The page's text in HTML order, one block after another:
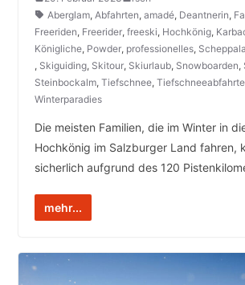
Aberglam, Abfahrten, amadé, Deantnerin,
Freeriden, Freerider, freeski, Hochkönig,
Königliche, Powder, professionelles,
, Skiguiding, Skitour, Skiurlaub, Snowboarden,
Steinbockalm, Tiefschnee,
Winterparadies
Die meisten Familien, die im Winter in
Hochkönig im Salzburger Land fahren,
sicherlich aufgrund des 120
mehr...